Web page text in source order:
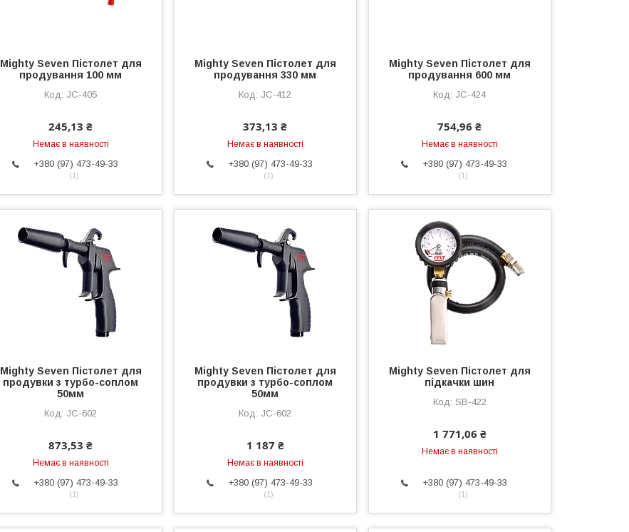
Mighty Seven Пістолет для
продування 100 мм
JC-405
245,13 ₴
Немає в наявності
+380 (97) 473-49-33
1
Mighty Seven Пістолет для
продування 330 мм
JC-412
373,13 ₴
Немає в наявності
+380 (97) 473-49-33
1
Mighty Seven Пістолет для
продування 600 мм
JC-424
754,96 ₴
Немає в наявності
+380 (97) 473-49-33
1
Mighty Seven Пістолет для
продувки з турбо-соплом
50мм
JC-602
873,53 ₴
Немає в наявності
+380 (97) 473-49-33
1
Mighty Seven Пістолет для
продувки з турбо-соплом
50мм
JC-602
1 187 ₴
Немає в наявності
+380 (97) 473-49-33
1
Mighty Seven Пістолет для
підкачки шин
SB-422
1 771,06 ₴
Немає в наявності
+380 (97) 473-49-33
1